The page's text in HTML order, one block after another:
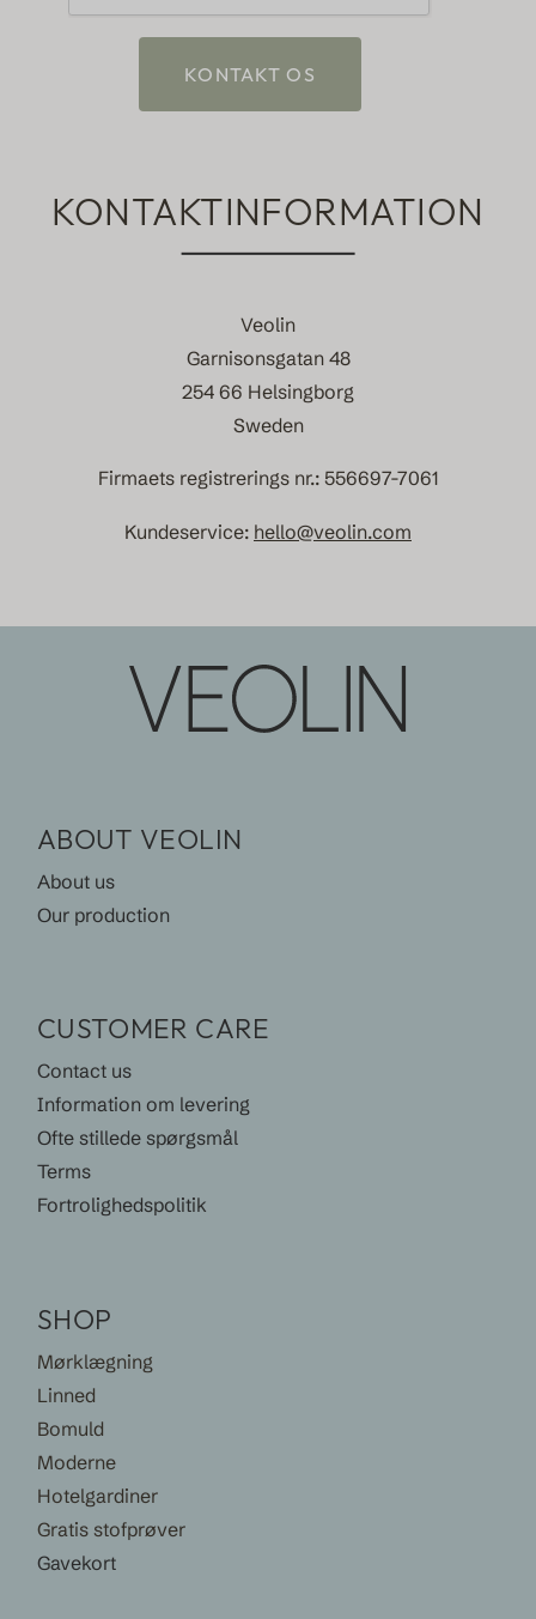
KONTAKT OS
KONTAKTINFORMATION
Veolin
Garnisonsgatan 48
254 66 Helsingborg
Sweden
Firmaets registrerings nr.: 556697-7061
Kundeservice: hello@veolin.com
ABOUT VEOLIN
About us
Our production
CUSTOMER CARE
Contact us
Information om levering
Ofte stillede spørgsmål
Terms
Fortrolighedspolitik
SHOP
Mørklægning
Linned
Bomuld
Moderne
Hotelgardiner
Gratis stofprøver
Gavekort